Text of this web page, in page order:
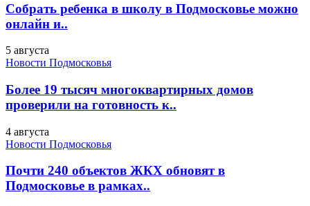
Собрать ребенка в школу в Подмосковье можно
онлайн и..
5 августа
Новости Подмосковья
Более 19 тысяч многоквартирных домов
проверили на готовность к..
4 августа
Новости Подмосковья
Почти 240 объектов ЖКХ обновят в
Подмосковье в рамках..